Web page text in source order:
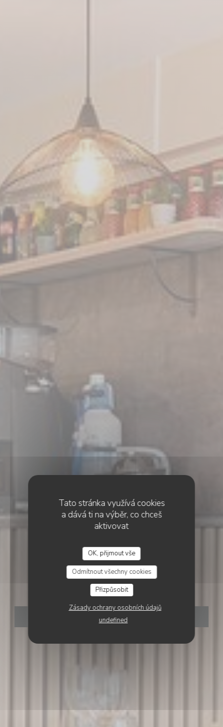
Tato stránka využívá cookies
a dává ti na výběr, co chceš
aktivovat
OK, přijmout vše
Odmítnout všechny cookies
Přizpůsobit
Zásady ochrany osobních údajů
undefined
Restaurant Au Vieux
Massy
REZERVOVAT STŮL
RESTAURANT AU VIEUX MASSY